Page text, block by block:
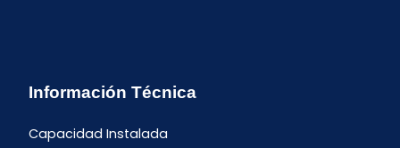
Información Técnica
Capacidad Instalada